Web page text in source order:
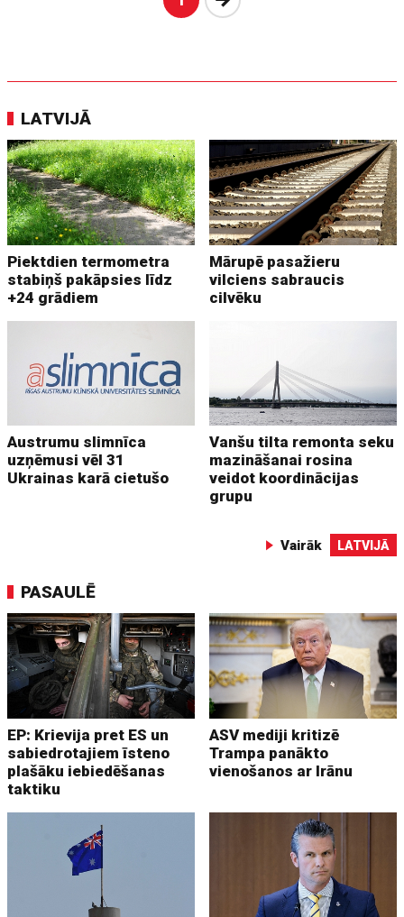
LATVIJĀ
Piektdien termometra
stabiņš pakāpsies līdz
+24 grādiem
Mārupē pasažieru
vilciens sabraucis
cilvēku
Austrumu slimnīca
uzņēmusi vēl 31
Ukrainas karā cietušo
Vanšu tilta remonta seku
mazināšanai rosina
veidot koordinācijas
grupu
Vairāk LATVIJĀ
PASAULĒ
EP: Krievija pret ES un
sabiedrotajiem īsteno
plašāku iebiedēšanas
taktiku
ASV mediji kritizē
Trampa panākto
vienošanos ar Irānu